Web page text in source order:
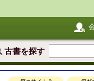
古書を探す